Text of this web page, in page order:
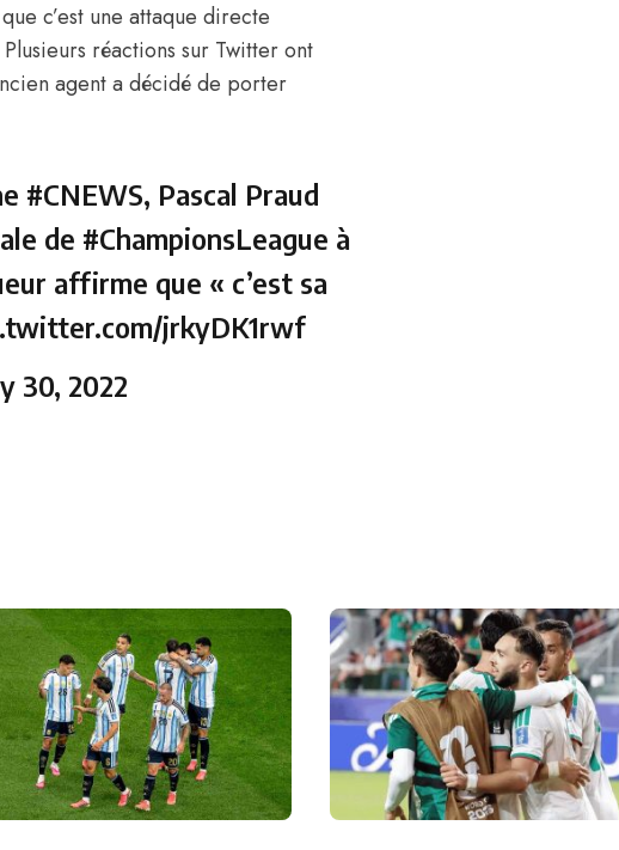
c’est une attaque directe
réactions sur Twitter ont
agent a décidé de porter
#CNEWS, Pascal Praud
de #ChampionsLeague à
affirme que « c’est sa
jrkyDK1rwf
30, 2022